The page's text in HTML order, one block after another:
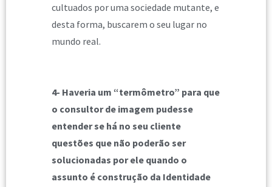
cultuados por uma sociedade mutante, e
desta forma, buscarem o seu lugar no
mundo real.
4- Haveria um “termômetro” para que
o consultor de imagem pudesse
entender se há no seu cliente
questões que não poderão ser
solucionadas por ele quando o
assunto é construção da Identidade